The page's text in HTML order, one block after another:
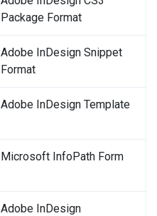
Package Format
Adobe InDesign Snippet
Format
Adobe InDesign Template
Microsoft InfoPath Form
Adobe InDesign